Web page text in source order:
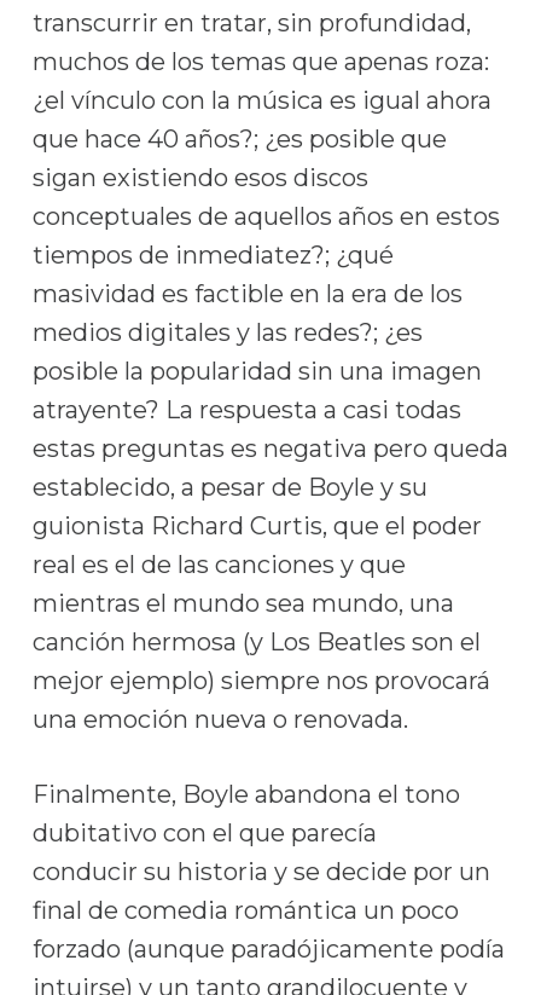
transcurrir en tratar, sin profundidad,
muchos de los temas que apenas roza:
¿el vínculo con la música es igual ahora
que hace 40 años?; ¿es posible que
sigan existiendo esos discos
conceptuales de aquellos años en estos
tiempos de inmediatez?; ¿qué
masividad es factible en la era de los
medios digitales y las redes?; ¿es
posible la popularidad sin una imagen
atrayente? La respuesta a casi todas
estas preguntas es negativa pero queda
establecido, a pesar de Boyle y su
guionista Richard Curtis, que el poder
real es el de las canciones y que
mientras el mundo sea mundo, una
canción hermosa (y Los Beatles son el
mejor ejemplo) siempre nos provocará
una emoción nueva o renovada.
Finalmente, Boyle abandona el tono
dubitativo con el que parecía
conducir su historia y se decide por un
final de comedia romántica un poco
forzado (aunque paradójicamente podía
intuirse) y un tanto grandilocuente y